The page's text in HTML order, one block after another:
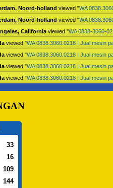
Noord-holland viewed "WA
Noord-holland viewed "WA
California viewed "WA 0838-3060-
viewed "WA 0838.3060.0218 I Jual mesin
viewed "WA 0838.3060.0218 I Jual mesin
viewed "WA 0838.3060.0218 I Jual mesin
viewed "WA 0838.3060.0218 I Jual mesin
33
16
109
144